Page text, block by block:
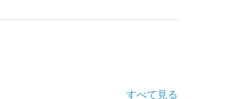
すべて見る